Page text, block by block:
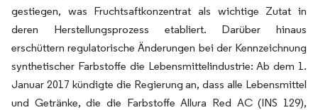
gestiegen, was Fruchtsaftkonzentrat als wichtige Zutat in
deren Herstellungsprozess etabliert. Darüber hinaus
erschüttern regulatorische Änderungen bei der Kennzeichnung
synthetischer Farbstoffe die Lebensmittelindustrie: Ab dem 1.
Januar 2017 kündigte die Regierung an, dass alle Lebensmittel
und Getränke, die die Farbstoffe Allura Red AC (INS 129),